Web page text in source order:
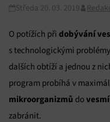
Středa 20. 03. 2019
O potížích při dobývání
s technologickými
dalších obtíží a jednou z
program probíhá v
mikroorganizmů do
zabránit.